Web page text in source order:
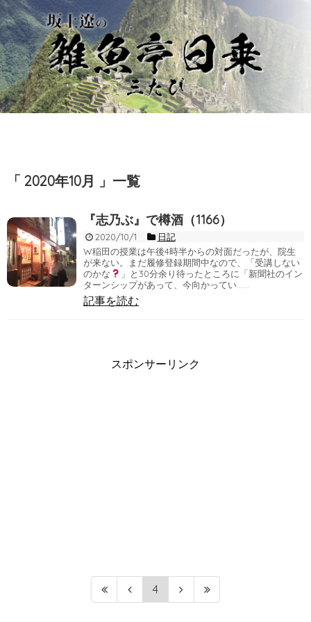
「 2020年10月 」一覧
『志乃ぶ』で樽酒（1166）
2020/10/1
日記
W稲田の授業は午後4時半からの対面だったが、院生
が来ない。まだ履修登録期間中なので、「受講しない
のかな
」と30分余り待ったところに「新聞社のイン
ターンシップがあって、今向かってい……
記事を読む
スポンサーリンク
4